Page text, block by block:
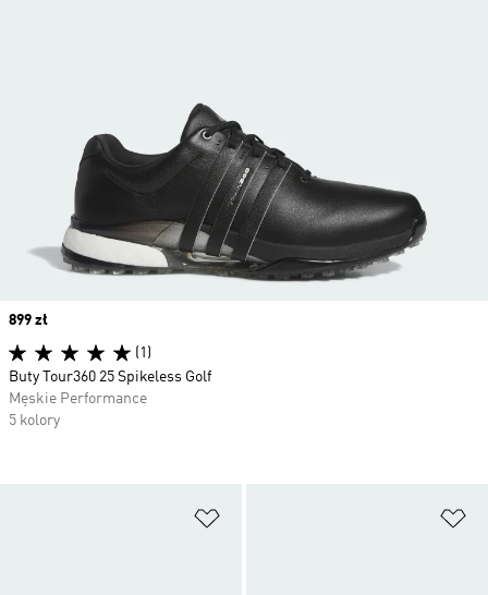
Price
899 zł
(1)
Buty Tour360 25 Spikeless Golf
Męskie Performance
5 kolory